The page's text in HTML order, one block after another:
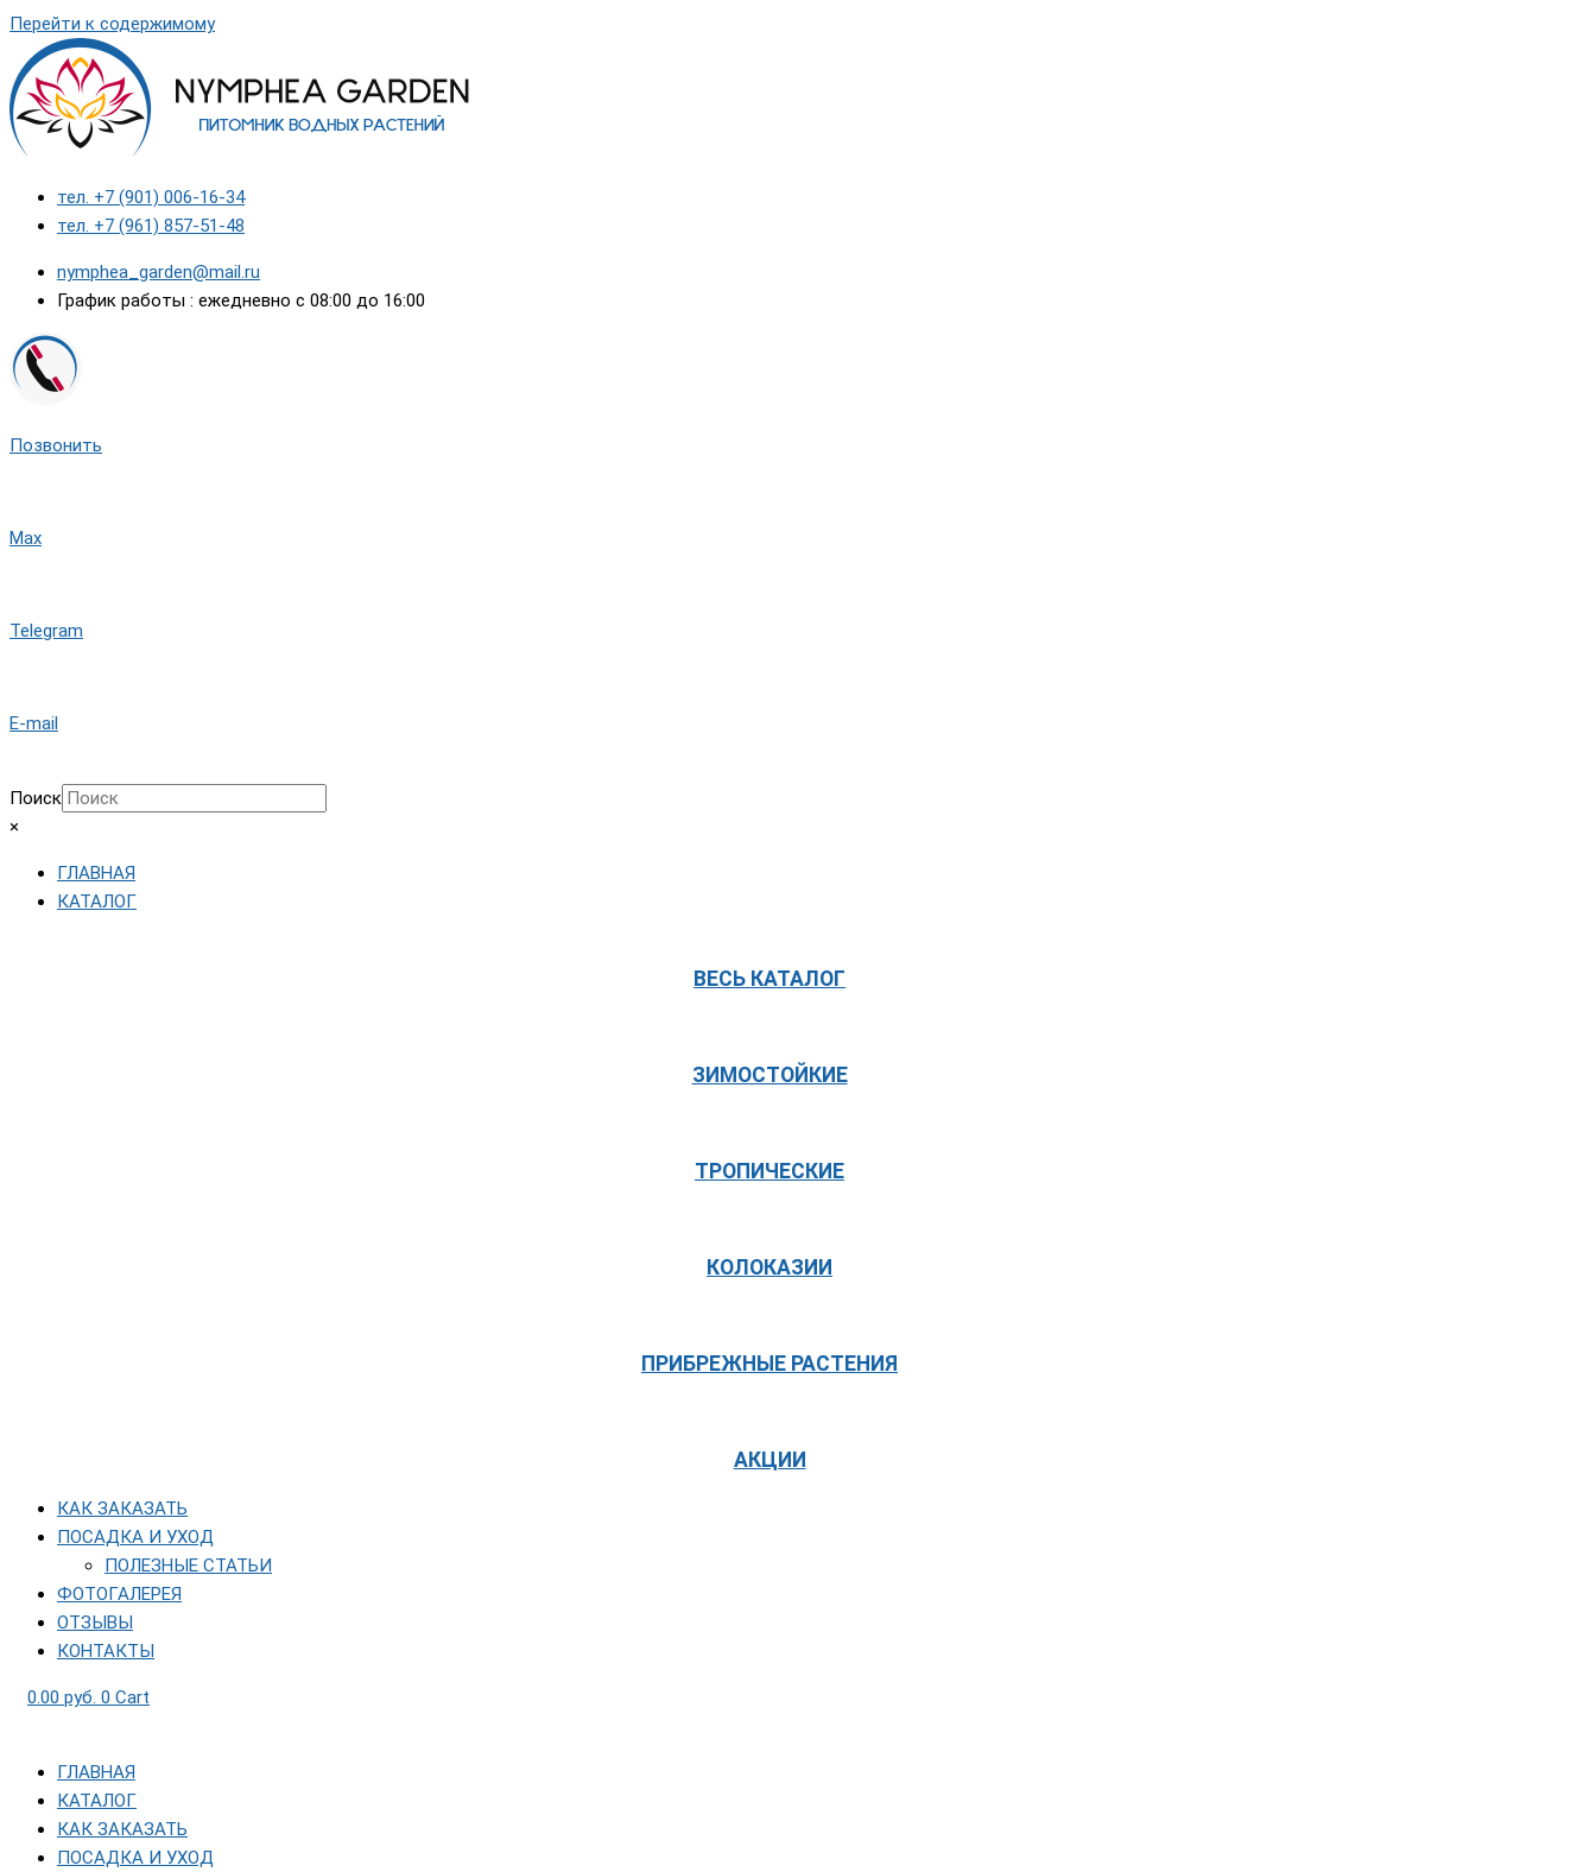
Перейти к содержимому
тел. +7 (901) 006-16-34
тел. +7 (961) 857-51-48
nymphea_garden@mail.ru
График работы : ежедневно с 08:00 до 16:00
Позвонить
Max
Telegram
E-mail
Поиск
×
ГЛАВНАЯ
КАТАЛОГ
ВЕСЬ КАТАЛОГ
ЗИМОСТОЙКИЕ
ТРОПИЧЕСКИЕ
КОЛОКАЗИИ
ПРИБРЕЖНЫЕ РАСТЕНИЯ
АКЦИИ
КАК ЗАКАЗАТЬ
ПОСАДКА И УХОД
ПОЛЕЗНЫЕ СТАТЬИ
ФОТОГАЛЕРЕЯ
ОТЗЫВЫ
КОНТАКТЫ
0.00 руб. 0 Cart
ГЛАВНАЯ
КАТАЛОГ
КАК ЗАКАЗАТЬ
ПОСАДКА И УХОД